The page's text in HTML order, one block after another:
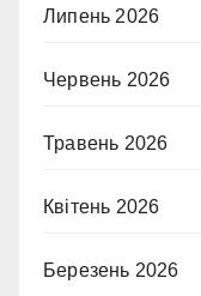
Липень 2026
Червень 2026
Травень 2026
Квітень 2026
Березень 2026